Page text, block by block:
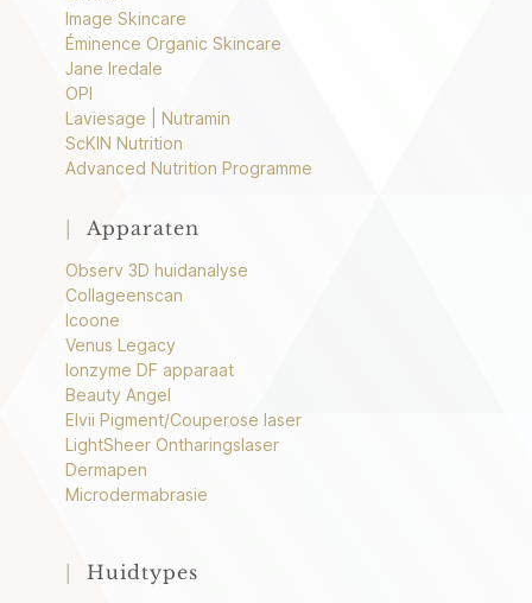
Image Skincare
Éminence Organic Skincare
Jane Iredale
OPI
Laviesage | Nutramin
ScKIN Nutrition
Advanced Nutrition Programme
Apparaten
Observ 3D huidanalyse
Collageenscan
Icoone
Venus Legacy
Ionzyme DF apparaat
Beauty Angel
Elvii Pigment/Couperose laser
LightSheer Ontharingslaser
Dermapen
Microdermabrasie
Huidtypes